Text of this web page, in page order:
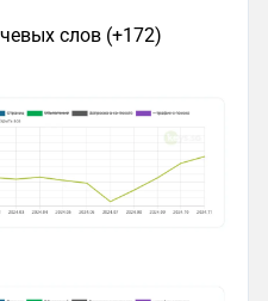
слов (+172)